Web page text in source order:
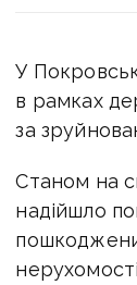
У
в рамках
за
Станом на
надійшло